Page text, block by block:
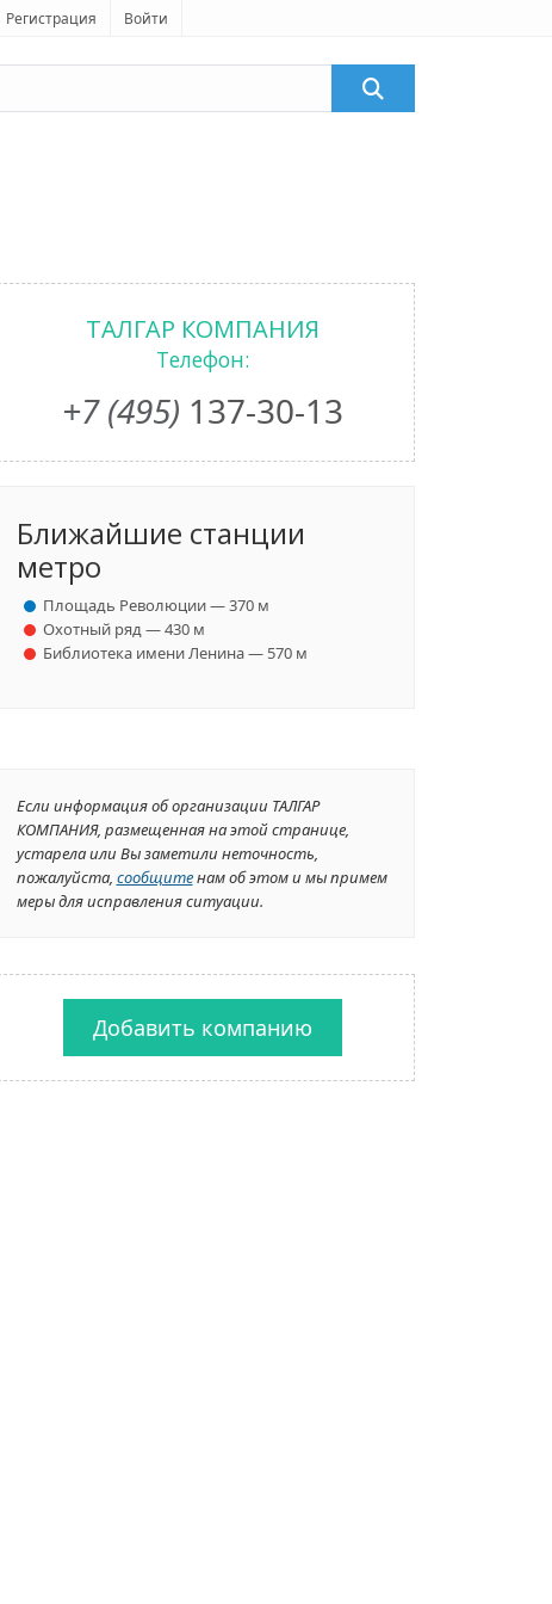
Регистрация Войти
ТАЛГАР КОМПАНИЯ
Телефон:
+7 (495) 137-30-13
Ближайшие станции
метро
Площадь Революции — 370 м
Охотный ряд — 430 м
Библиотека имени Ленина — 570 м
Если информация об организации ТАЛГАР
КОМПАНИЯ, размещенная на этой странице,
устарела или Вы заметили неточность,
пожалуйста, сообщитенам об этом и мы примем
меры для исправления ситуации.
Добавить компанию